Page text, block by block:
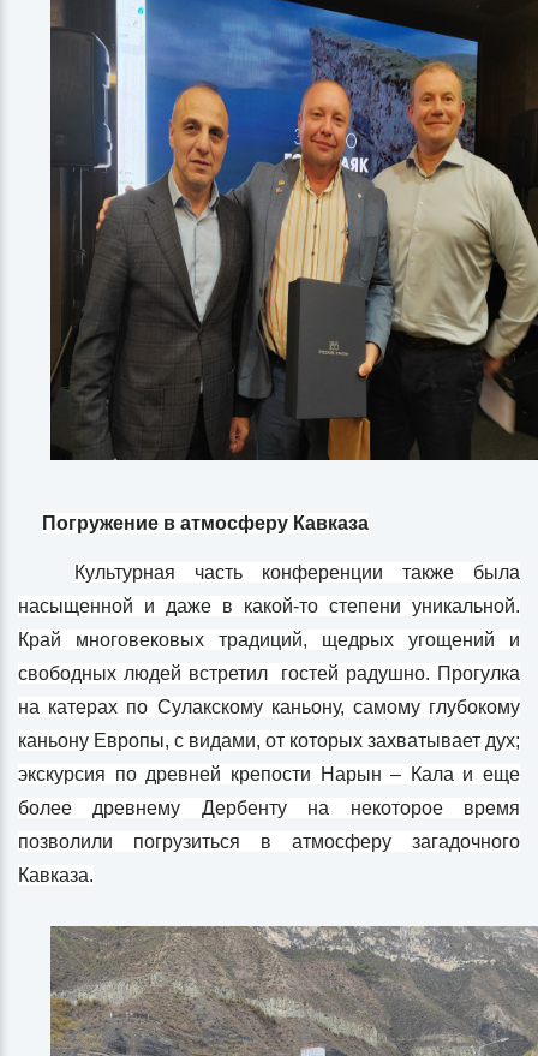
Погружение в атмосферу Кавказа
Культурная часть конференции также была
насыщенной и даже в какой-то степени уникальной.
Край многовековых традиций, щедрых угощений и
свободных людей встретил гостей радушно. Прогулка
на катерах по Сулакскому каньону, самому глубокому
каньону Европы, с видами, от которых захватывает дух;
экскурсия по древней крепости Нарын – Кала и еще
более древнему Дербенту на некоторое время
позволили погрузиться в атмосферу загадочного
Кавказа.